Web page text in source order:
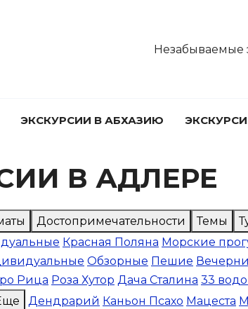
Незабываемые
ЭКСКУРСИИ В АБХАЗИЮ
В АДЛЕРЕ
Достопримечательности Темы
Красная Поляна Морские
Обзорные Пешие
Рица Роза Хутор Дача Сталина 33
Дендрарий Каньон Псахо Мацеста